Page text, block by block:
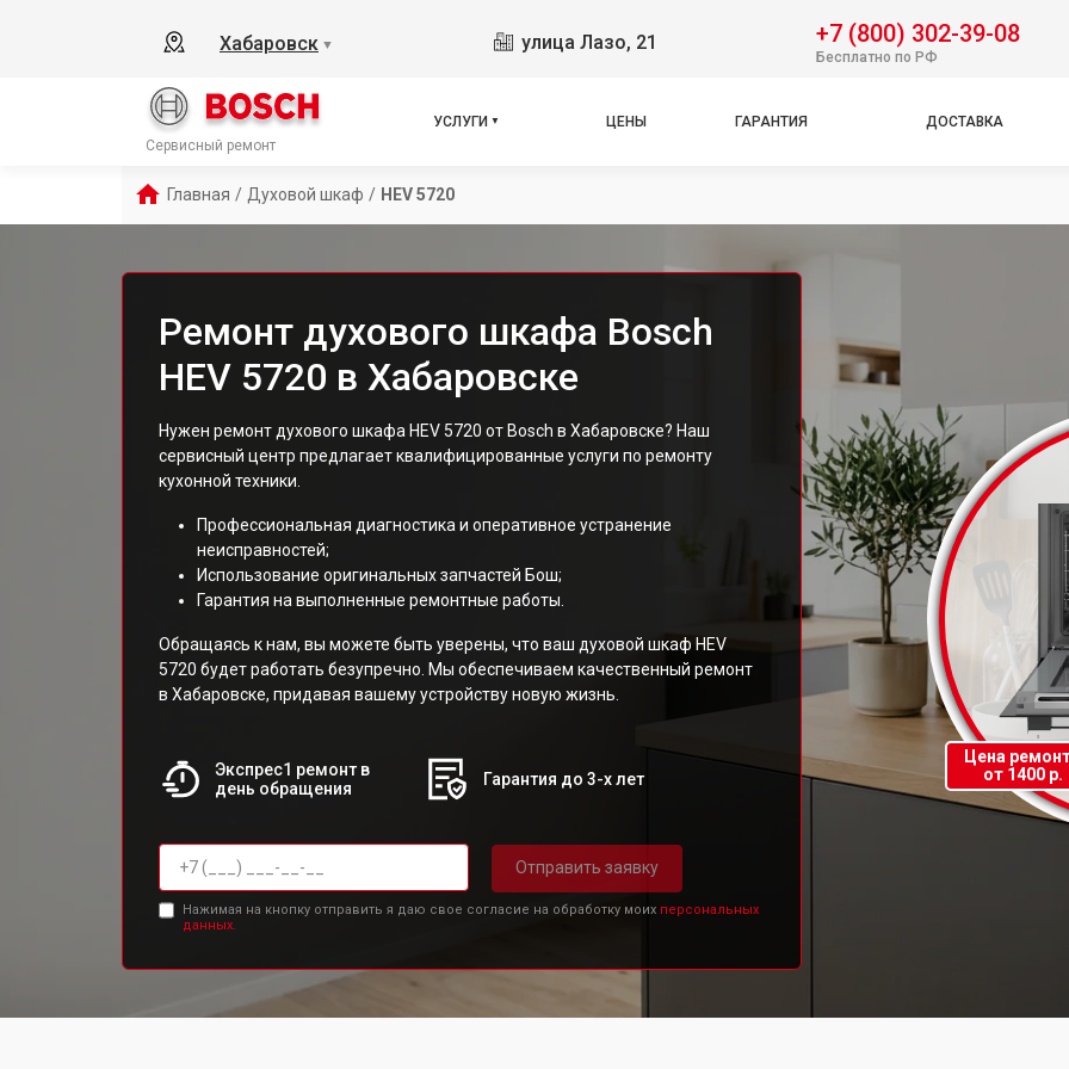
Хабаровск ▼ улица Лазо, 21 +7 (800) 302-39-08
Бесплатно по РФ
Сервисный ремонт
УСЛУГИ ЦЕНЫ ГАРАНТИЯ ДОСТАВКА
Главная / Духовой шкаф / HEV 5720
Ремонт духового шкафа Bosch
HEV 5720 в Хабаровске
Нужен ремонт духового шкафа HEV 5720 от Bosch в Хабаровске? Наш
сервисный центр предлагает квалифицированные услуги по ремонту
кухонной техники.
Профессиональная диагностика и оперативное устранение
неисправностей;
Использование оригинальных запчастей Бош;
Гарантия на выполненные ремонтные работы.
Обращаясь к нам, вы можете быть уверены, что ваш духовой шкаф HEV
5720 будет работать безупречно. Мы обеспечиваем качественный ремонт
в Хабаровске, придавая вашему устройству новую жизнь.
Экспрес1 ремонт в
день обращения
Гарантия до 3-х лет
Отправить заявку
Нажимая на кнопку отправить я даю свое согласие на обработку моих персональных
данных.
Цена
от 1400 р.